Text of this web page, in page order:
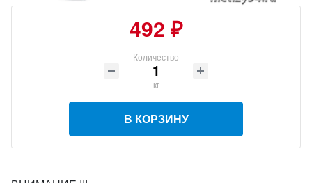
492 ₽
Количество
кг
В КОРЗИНУ